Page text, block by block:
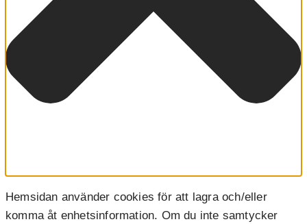
Hemsidan använder cookies för att lagra och/eller
komma åt enhetsinformation. Om du inte samtycker